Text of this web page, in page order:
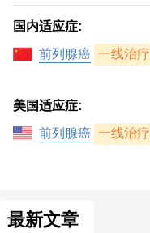
国内适应症:
前列腺癌 一线治疗
美国适应症:
前列腺癌 一线治疗
最新文章